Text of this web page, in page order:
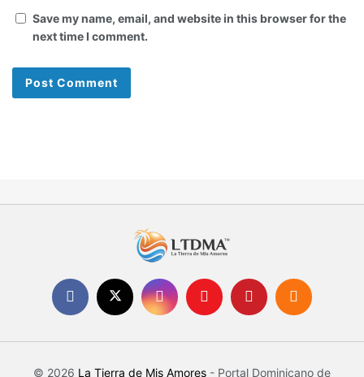
Save my name, email, and website in this browser for the
next time I comment.
© 2026 La Tierra de Mis Amores - Portal Dominicano de